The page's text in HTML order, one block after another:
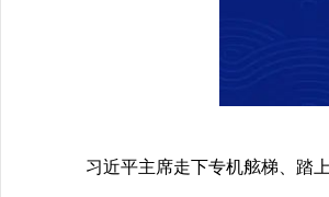
习近平主席走下专机舷梯、踏上